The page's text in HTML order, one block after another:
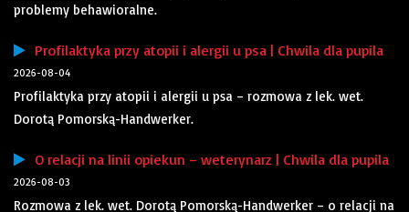
problemy behawioralne.
Profilaktyka przy atopii i alergii u psa | Chwila dla pupila
2026-08-04
Profilaktyka przy atopii i alergii u psa – rozmowa z lek. wet.
Dorotą Pomorską-Handwerker.
O relacji na linii opiekun – weterynarz | Chwila dla pupila
2026-08-03
Rozmowa z lek. wet. Dorotą Pomorską-Handwerker – o relacji na